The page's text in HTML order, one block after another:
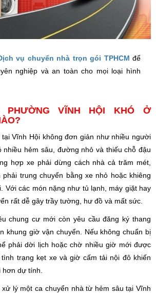
vụ chuyển nhà trọn gói TPHCM để
nghiệp và an toàn cho mọi loại hình
PHƯỜNG VĨNH HỘI KHÓ Ở
Vĩnh Hội không đơn giản như nhiều người
nhiều hẻm sâu, đường nhỏ và thiếu chỗ đậu
hợp xe phải dừng cách nhà cả trăm mét,
phải trung chuyển bằng xe nhỏ hoặc khiêng
Với các món nặng như tủ lạnh, máy giặt hay
rất dễ gây trầy tường, hư đồ và mất sức.
chung cư mới còn yêu cầu đăng ký thang
khung giờ vận chuyển. Nếu không chuẩn bị
phải dời lịch hoặc chờ nhiều giờ mới được
trạng kẹt xe và giờ cấm tải nội đô khiến
hơn dự tính.
lý một ca chuyển nhà từ hẻm sâu tại Vĩnh